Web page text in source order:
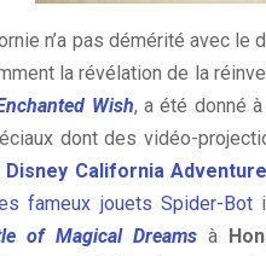
n’a pas démérité avec le
la révélation de la
Wish, a été donné
dont des vidéo-
Disney California Adventure
fameux jouets Spider-Bot
of Magical Dreams à